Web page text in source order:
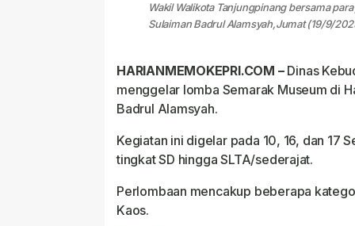
Wakil Walikota Tanjungpinang bersama
Sulaiman Badrul Alamsyah,Jumat (19/9/
HARIANMEMOKEPRI.COM –Dinas
menggelar lomba Semarak Museum di
Badrul Alamsyah.
Kegiatan ini digelar pada 10, 16, dan
tingkat SD hingga SLTA/sederajat.
Perlombaan mencakup beberapa
Kaos.